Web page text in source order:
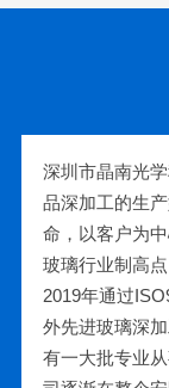
深圳市晶南光
品深加工的生
命，以客户为
玻璃行业制高
2019年通过
外先进玻璃深
有一大批专业